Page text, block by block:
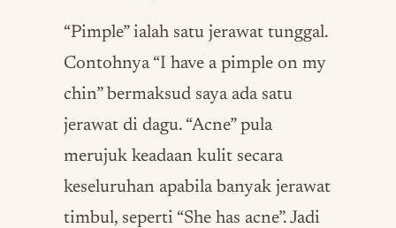
“Pimple” ialah satu jerawat tunggal.
Contohnya “I have a pimple on my
chin” bermaksud saya ada satu
jerawat di dagu. “Acne” pula
merujuk keadaan kulit secara
keseluruhan apabila banyak jerawat
timbul, seperti “She has acne”. Jadi